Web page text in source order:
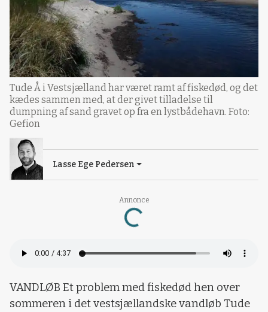
Annonce
Loading...
Tude Å i Vestsjælland har været ramt af fiskedød, og det
kædes sammen med, at der givet tilladelse til
dumpning af sand gravet op fra en lystbådehavn. Foto:
Gefion
Lasse Ege Pedersen
VANDLØB Et problem med fiskedød hen over
sommeren i det vestsjællandske vandløb Tude